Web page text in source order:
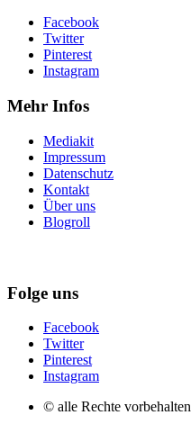
Facebook
Twitter
Pinterest
Instagram
Mehr Infos
Mediakit
Impressum
Datenschutz
Kontakt
Über uns
Blogroll
Folge uns
Facebook
Twitter
Pinterest
Instagram
© alle Rechte vorbehalten